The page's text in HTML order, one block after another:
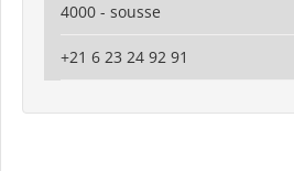
4000 - sousse
+21 6 23 24 92 91